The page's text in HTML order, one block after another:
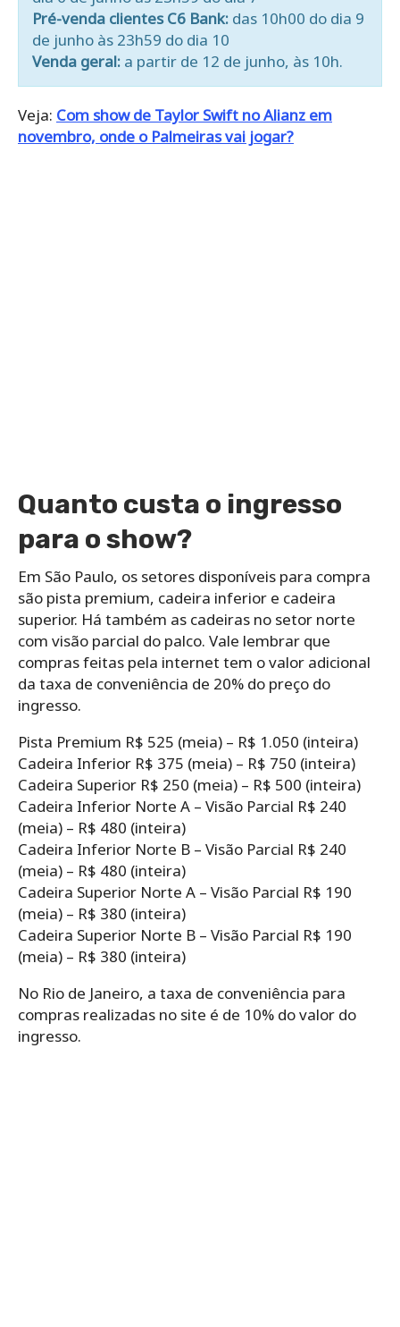
Pré-venda clientes C6 Bank: das 10h00 do dia 9
de junho às 23h59 do dia 10
Venda geral: a partir de 12 de junho, às 10h.
Veja: Com show de Taylor Swift no Alianz em
novembro, onde o Palmeiras vai jogar?
Quanto custa o ingresso
para o show?
Em São Paulo, os setores disponíveis para compra
são pista premium, cadeira inferior e cadeira
superior. Há também as cadeiras no setor norte
com visão parcial do palco. Vale lembrar que
compras feitas pela internet tem o valor adicional
da taxa de conveniência de 20% do preço do
ingresso.
Pista Premium R$ 525 (meia) – R$ 1.050 (inteira)
Cadeira Inferior R$ 375 (meia) – R$ 750 (inteira)
Cadeira Superior R$ 250 (meia) – R$ 500 (inteira)
Cadeira Inferior Norte A – Visão Parcial R$ 240
(meia) – R$ 480 (inteira)
Cadeira Inferior Norte B – Visão Parcial R$ 240
(meia) – R$ 480 (inteira)
Cadeira Superior Norte A – Visão Parcial R$ 190
(meia) – R$ 380 (inteira)
Cadeira Superior Norte B – Visão Parcial R$ 190
(meia) – R$ 380 (inteira)
No Rio de Janeiro, a taxa de conveniência para
compras realizadas no site é de 10% do valor do
ingresso.